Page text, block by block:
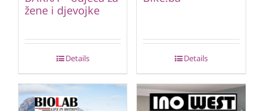
žene i djevojke
Details Details